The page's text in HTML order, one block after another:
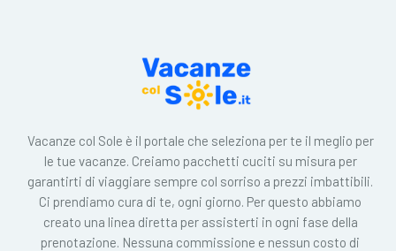
Vacanze col Sole è il portale che seleziona per te il meglio per
le tue vacanze. Creiamo pacchetti cuciti su misura per
garantirti di viaggiare sempre col sorriso a prezzi imbattibili.
Ci prendiamo cura di te, ogni giorno. Per questo abbiamo
creato una linea diretta per assisterti in ogni fase della
prenotazione. Nessuna commissione e nessun costo di